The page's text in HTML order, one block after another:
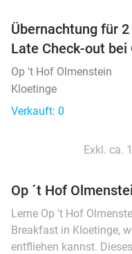
Übernachtung für
Late Check-out bei
Op 't Hof Olmenstein
Kloetinge
Verkauft: 0
Exkl. ca.
Op ´t Hof
Lerne Op 't Hof
Breakfast in Kloetinge,
entfliehen kannst.